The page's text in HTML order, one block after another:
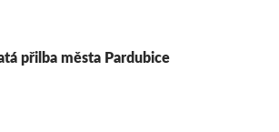
přilba města Pardubice